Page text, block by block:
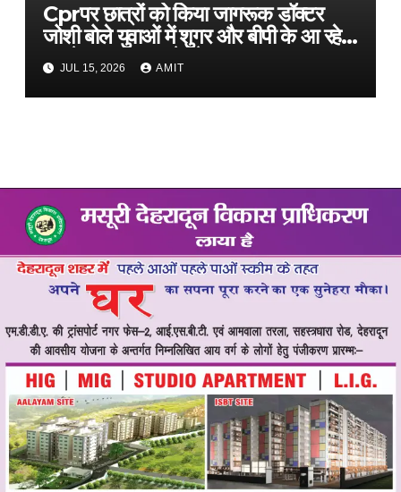
Cprपर छात्रों को किया जागरूक डॉक्टर
जोशी बोले युवाओं में शुगर और बीपी के आ रहे
मामले, फास्ट फूड से रहे दूर
JUL 15, 2026 AMIT